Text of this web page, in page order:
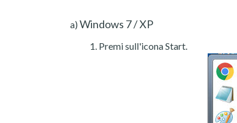
a) Windows 7 / XP
Premi sull'icona Start.